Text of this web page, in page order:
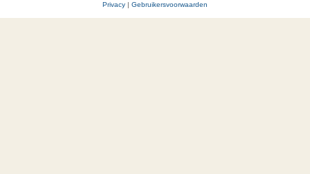
Privacy
Gebruikersvoorwaarden